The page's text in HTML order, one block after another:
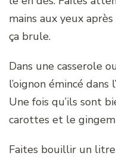
mains aux yeux
ça brule.
Dans une casserole
l’oignon émincé dans
Une fois qu’ils sont
carottes et le
Faites bouillir un litre